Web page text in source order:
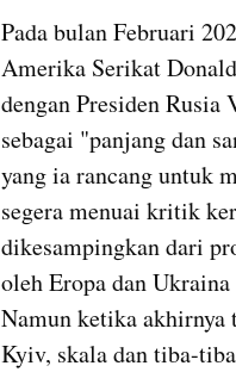
Pada bulan Februari
Amerika Serikat
dengan Presiden
sebagai "panjang dan
yang ia rancang untuk
segera menuai kritik
dikesampingkan dari
oleh Eropa dan
Namun ketika akhirnya
Kyiv, skala dan tiba-